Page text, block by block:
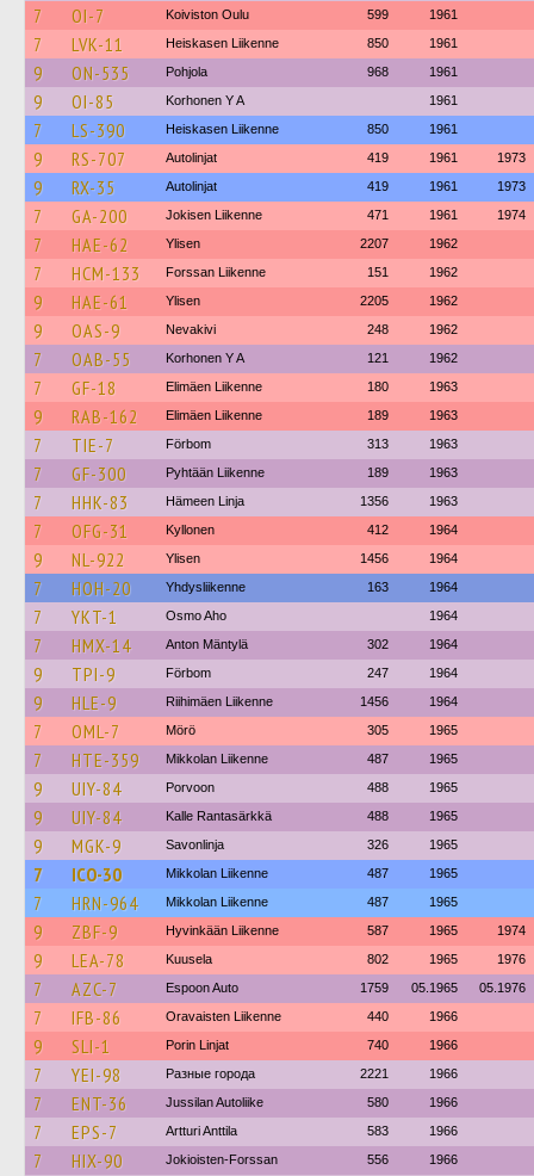
7 OI-7 Koiviston Oulu 599 1961
7 LVK-11 Heiskasen Liikenne 850 1961
9 ON-535 Pohjola 968 1961
9 OI-85 Korhonen Y A 1961
7 LS-390 Heiskasen Liikenne 850 1961
9 RS-707 Autolinjat 419 1961 1973
9 RX-35 Autolinjat 419 1961 1973
7 GA-200 Jokisen Liikenne 471 1961 1974
7 HAE-62 Ylisen 2207 1962
7 HCM-133 Forssan Liikenne 151 1962
9 HAE-61 Ylisen 2205 1962
9 OAS-9 Nevakivi 248 1962
7 OAB-55 Korhonen Y A 121 1962
7 GF-18 Elimäen Liikenne 180 1963
9 RAB-162 Elimäen Liikenne 189 1963
7 TIE-7 Förbom 313 1963
7 GF-300 Pyhtään Liikenne 189 1963
7 HHK-83 Hämeen Linja 1356 1963
7 OFG-31 Kyllonen 412 1964
9 NL-922 Ylisen 1456 1964
7 HOH-20 Yhdysliikenne 163 1964
7 YKT-1 Osmo Aho 1964
7 HMX-14 Anton Mäntylä 302 1964
9 TPI-9 Förbom 247 1964
9 HLE-9 Riihimäen Liikenne 1456 1964
7 OML-7 Mörö 305 1965
7 HTE-359 Mikkolan Liikenne 487 1965
9 UIY-84 Porvoon 488 1965
9 UIY-84 Kalle Rantasärkkä 488 1965
9 MGK-9 Savonlinja 326 1965
7 ICO-30 Mikkolan Liikenne 487 1965
7 HRN-964 Mikkolan Liikenne 487 1965
9 ZBF-9 Hyvinkään Liikenne 587 1965 1974
9 LEA-78 Kuusela 802 1965 1976
7 AZC-7 Espoon Auto 1759 05.1965 05.1976
7 IFB-86 Oravaisten Liikenne 440 1966
9 SLI-1 Porin Linjat 740 1966
7 YEI-98 Разные города 2221 1966
7 ENT-36 Jussilan Autoliike 580 1966
7 EPS-7 Artturi Anttila 583 1966
7 HIX-90 Jokioisten-Forssan 556 1966